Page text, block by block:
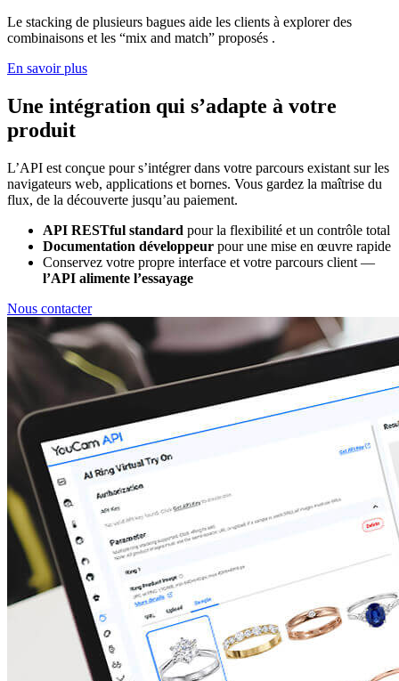
Le stacking de plusieurs bagues aide les clients à explorer des
combinaisons et les “mix and match” proposés .
En savoir plus
Une intégration qui s’adapte à votre
produit
L’API est conçue pour s’intégrer dans votre parcours existant sur les
navigateurs web, applications et bornes. Vous gardez la maîtrise du
flux, de la découverte jusqu’au paiement.
API RESTful standard pour la flexibilité et un contrôle total
Documentation développeur pour une mise en œuvre rapide
Conservez votre propre interface et votre parcours client —
l’API alimente l’essayage
Nous contacter